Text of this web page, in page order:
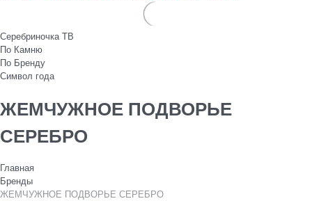
Серебриночка ТВ
По Камню
По Бренду
Символ года
ЖЕМЧУЖНОЕ ПОДВОРЬЕ
СЕРЕБРО
Главная
Бренды
ЖЕМЧУЖНОЕ ПОДВОРЬЕ СЕРЕБРО